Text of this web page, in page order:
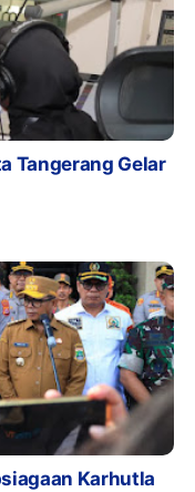
Tangerang Gelar
Karhutla